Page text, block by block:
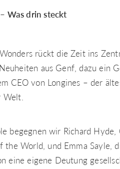
Was drin steckt
rückt die Zeit ins
aus Genf, dazu ein
CEO von Longines – der
Welt.
begegnen wir Richard Hyde,
the World, und Emma Sayle,
eine eigene Deutung